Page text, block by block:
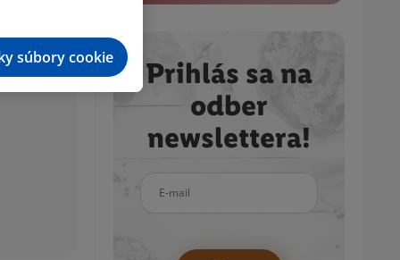
Prihlás sa na
odber
newslettera!
súbory cookie